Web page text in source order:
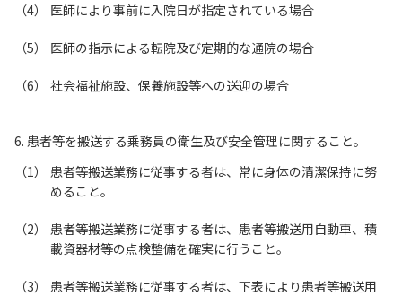
医師により事前に入院日が指定されている場合
医師の指示による転院及び定期的な通院の場合
社会福祉施設、保養施設等への送迎の場合
6. 患者等を搬送する乗務員の衛生及び安全管理に関すること。
患者等搬送業務に従事する者は、常に身体の清潔保持に努
めること。
患者等搬送業務に従事する者は、患者等搬送用自動車、積
載資器材等の点検整備を確実に行うこと。
患者等搬送業務に従事する者は、下表により患者等搬送用